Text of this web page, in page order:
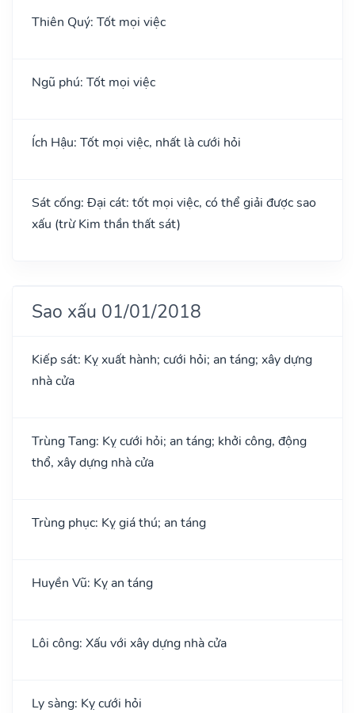
Thiên Quý: Tốt mọi việc
Ngũ phú: Tốt mọi việc
Ích Hậu: Tốt mọi việc, nhất là cưới hỏi
Sát cống: Đại cát: tốt mọi việc, có thể giải được sao
xấu (trừ Kim thần thất sát)
Sao xấu 01/01/2018
Kiếp sát: Kỵ xuất hành; cưới hỏi; an táng; xây dựng
nhà cửa
Trùng Tang: Kỵ cưới hỏi; an táng; khởi công, động
thổ, xây dựng nhà cửa
Trùng phục: Kỵ giá thú; an táng
Huyền Vũ: Kỵ an táng
Lôi công: Xấu với xây dựng nhà cửa
Ly sàng: Kỵ cưới hỏi